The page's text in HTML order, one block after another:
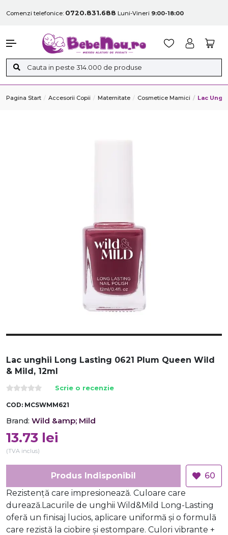
Comenzi telefonice: 0720.831.688 Luni-Vineri 9:00-18:00
Pagina Start Accesorii Copii Maternitate Cosmetice Mamici Lac
Lac unghii Long Lasting 0621 Plum Queen Wild
& Mild, 12ml
Scrie o recenzie
COD: MCSWMM621
Brand: Wild &amp; Mild
13.73 lei
(TVA inclus)
Produs Indisponibil
60
Rezistență care impresionează. Culoare care
durează.Lacurile de unghii Wild&Mild Long-Lasting
oferă un finisaj lucios, aplicare uniformă și o formulă
care rezistă la ciobire și estompare. Culori vibrante +